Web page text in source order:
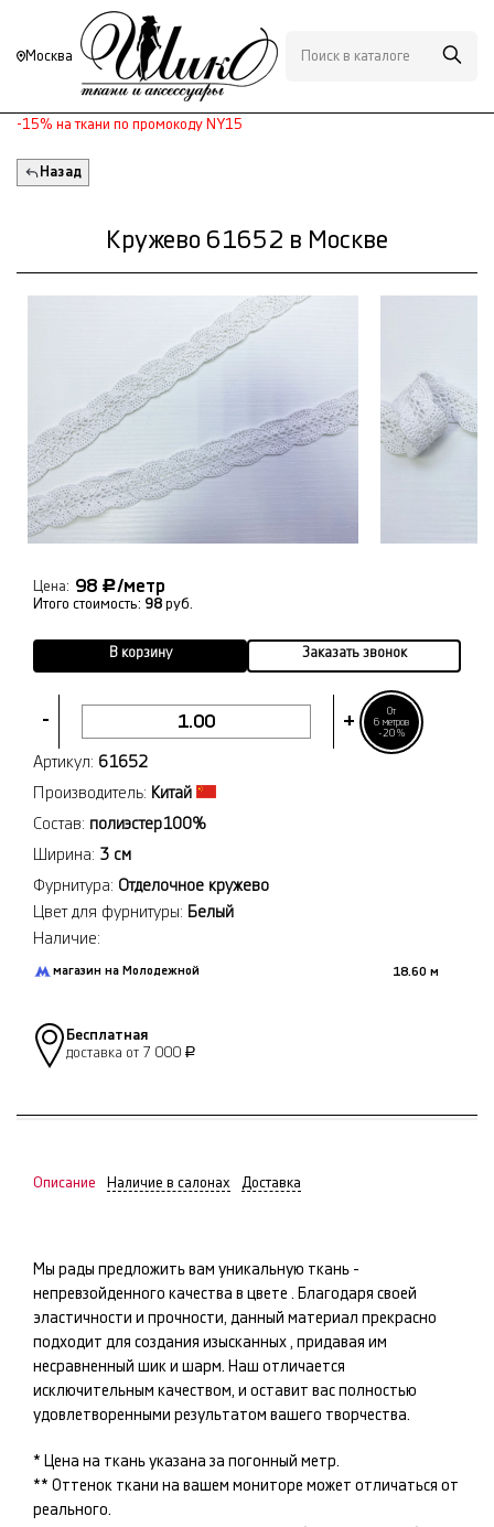
Москва
-15% на ткани по промокоду NY15
Назад
Кружево 61652 в Москве
- +
От
6 метров
-20%
Цена: 98 Р/метр
Итого стоимость: 98 руб.
В корзину Заказать звонок
Артикул: 61652
Производитель: Китай
Состав: полиэстер100%
Ширина: 3 см
Фурнитура: Отделочное кружево
Цвет для фурнитуры: Белый
Наличие:
магазин на Молодежной 18.60 м
Бесплатная
доставка от 7 000 Р
Описание Наличие в салонах Доставка
Мы рады предложить вам уникальную ткань -
непревзойденного качества в цвете . Благодаря своей
эластичности и прочности, данный материал прекрасно
подходит для создания изысканных , придавая им
несравненный шик и шарм. Наш отличается
исключительным качеством, и оставит вас полностью
удовлетворенными результатом вашего творчества.
* Цена на ткань указана за погонный метр.
** Оттенок ткани на вашем мониторе может отличаться от
реального.